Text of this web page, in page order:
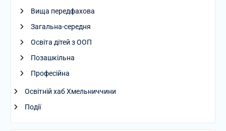
Вища передфахова
Загальна-середня
Освіта дітей з ООП
Позашкільна
Професійна
Освітній хаб Хмельниччини
Події